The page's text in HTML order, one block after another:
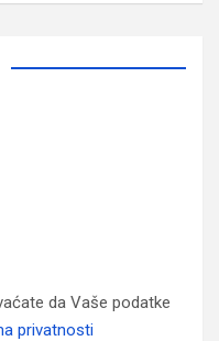
da Vaše podatke
privatnosti